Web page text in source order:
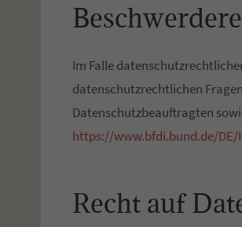
Im Falle
datenschutzrechtlichen
Datenschutzbeauftragten
https://www.bfdi.bund.de/
Recht auf